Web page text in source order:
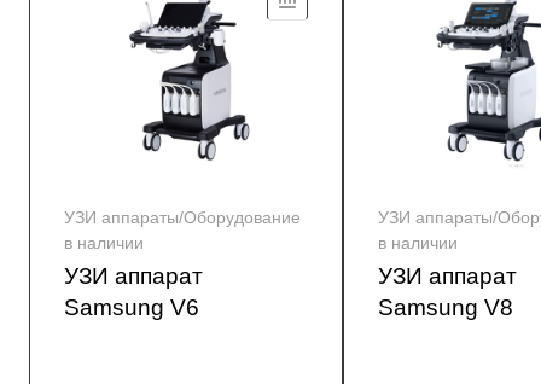
УЗИ аппараты/Оборудование
в наличии
УЗИ аппарат
Samsung V6
УЗИ аппараты/
в наличии
УЗИ аппарат
Samsung V8